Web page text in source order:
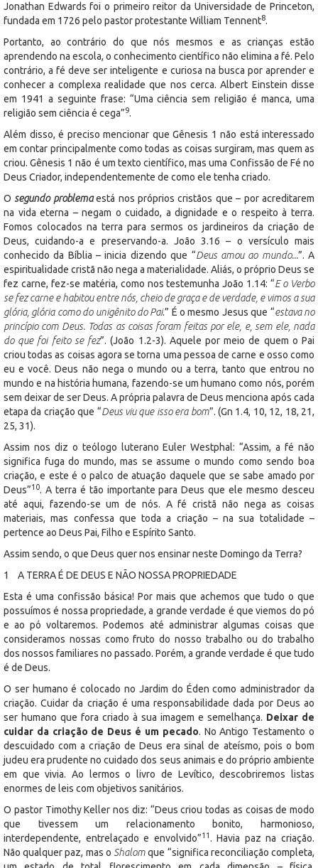
Jonathan Edwards foi o primeiro reitor da Universidade de Princeton,
fundada em 1726 pelo pastor protestante William Tennent8.
Portanto, ao contrário do que nós mesmos e as crianças estão
aprendendo na escola, o conhecimento científico não elimina a fé. Pelo
contrário, a fé deve ser inteligente e curiosa na busca por aprender e
conhecer a complexa realidade que nos cerca. Albert Einstein disse
em 1941 a seguinte frase: “Uma ciência sem religião é manca, uma
religião sem ciência é cega”9.
Além disso, é preciso mencionar que Gênesis 1 não está interessado
em contar principalmente como todas as coisas surgiram, mas quem as
criou. Gênesis 1 não é um texto científico, mas uma Confissão de Fé no
Deus Criador, independentemente de como ele tenha criado.
Osegundo problemaestá nos próprios cristãos que – por acreditarem
na vida eterna – negam o cuidado, a dignidade e o respeito à terra.
Fomos colocados na terra para sermos os jardineiros da criação de
Deus, cuidando-a e preservando-a. João 3.16 – o versículo mais
conhecido da Bíblia – inicia dizendo que “Deus amou ao mundo...”. A
espiritualidade cristã não nega a materialidade. Aliás, o próprio Deus se
fez carne, fez-se matéria, como nos testemunha João 1.14: “E o Verbo
se fez carne e habitou entre nós, cheio de graça e de verdade, e vimos a sua
glória, glória como do unigênito do Pai.” É o mesmo Jesus que “estava no
princípio com Deus. Todas as coisas foram feitas por ele, e, sem ele, nada
do que foi feito se fez”. (João 1.2-3). Aquele por meio de quem o Pai
criou todas as coisas agora se torna uma pessoa de carne e osso como
eu e você. Deus não nega o mundo ou a terra, tanto que entrou no
mundo e na história humana, fazendo-se um humano como nós, porém
sem deixar de ser Deus. A própria palavra de Deus menciona após cada
etapa da criação que “Deus viu que isso era bom”. (Gn 1.4, 10, 12, 18, 21,
25, 31).
Assim nos diz o teólogo luterano Euler Westphal: “Assim, a fé não
significa fuga do mundo, mas se assume o mundo como sendo boa
criação, e este é o palco de atuação daquele que se sabe amado por
Deus”10. A terra é tão importante para Deus que ele mesmo desceu
até aqui, fazendo-se um de nós. A fé cristã não nega as coisas
materiais, mas confessa que toda a criação – na sua totalidade –
pertence ao Deus Pai, Filho e Espírito Santo.
Assim sendo, o que Deus quer nos ensinar neste Domingo da Terra?
1 A TERRA É DE DEUS E NÃO NOSSA PROPRIEDADE
Esta é uma confissão básica! Por mais que achemos que tudo o que
possuímos é nossa propriedade, a grande verdade é que viemos do pó
e ao pó voltaremos. Podemos até administrar algumas coisas que
consideramos nossas como fruto do nosso trabalho ou do trabalho
dos nossos familiares no passado. Porém, a grande verdade é que tudo
é de Deus.
O ser humano é colocado no Jardim do Éden como administrador da
criação. Cuidar da criação é uma responsabilidade dada por Deus ao
ser humano que fora criado à sua imagem e semelhança. Deixar de
cuidar da criação de Deus é um pecado. No Antigo Testamento o
descuidado com a criação de Deus era sinal de ateísmo, pois o bom
judeu era prudente no cuidado dos seus animais e do próprio ambiente
em que vivia. Ao lermos o livro de Levítico, descobriremos listas
enormes de leis com objetivos sanitários.
O pastor Timothy Keller nos diz: “Deus criou todas as coisas de modo
que tivessem um relacionamento bonito, harmonioso,
interdependente, entrelaçado e envolvido”11. Havia paz na criação.
Não qualquer paz, mas o Shalomque “significa reconciliação completa,